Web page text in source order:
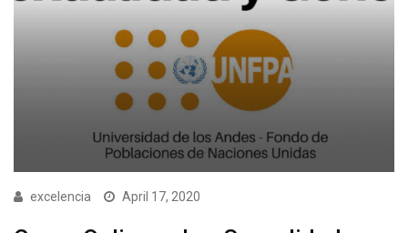
excelencia April 17, 2020